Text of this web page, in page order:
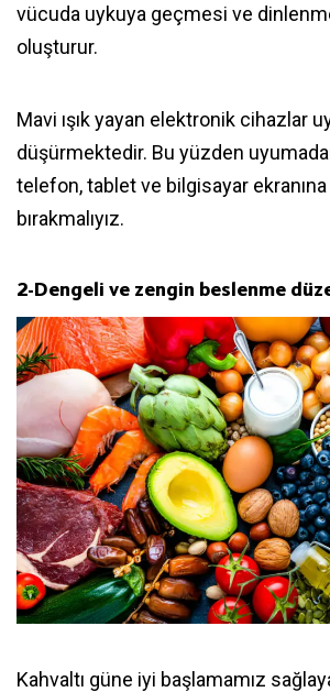
vücuda uykuya geçmesi ve
oluşturur.
Mavi ışık yayan elektronik cihazlar
düşürmektedir. Bu yüzden
telefon, tablet ve bilgisayar ekranına
bırakmalıyız.
2-Dengeli ve zengin beslenme
Kahvaltı güne iyi başlamamız